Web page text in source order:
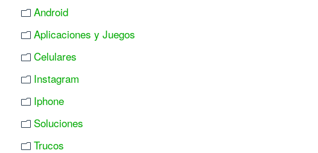
Android
Aplicaciones y Juegos
Celulares
Instagram
Iphone
Soluciones
Trucos